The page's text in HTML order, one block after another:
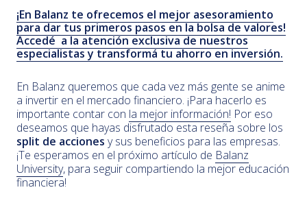
¡En Balanz te ofrecemos el mejor asesoramiento
para dar tus primeros pasos en la bolsa de valores!
Accedé a la atención exclusiva de nuestros
especialistas y transformá tu ahorro en inversión.
En Balanz queremos que cada vez más gente se anime
a invertir en el mercado financiero. ¡Para hacerlo es
importante contar con la mejor información! Por eso
deseamos que hayas disfrutado esta reseña sobre los
split de acciones y sus beneficios para las empresas.
¡Te esperamos en el próximo artículo de Balanz
University, para seguir compartiendo la mejor educación
financiera!